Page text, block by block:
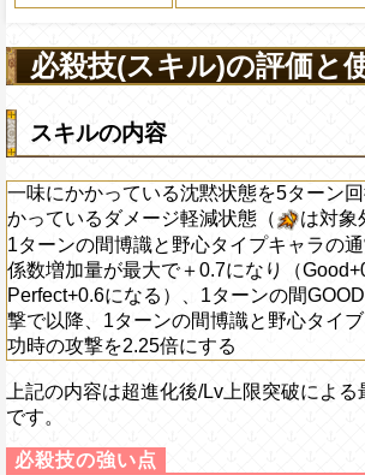
必殺技(スキル)の評価と
スキルの内容
一味にかかっている沈黙状態を5ターン
かっているダメージ軽減状態（
は対象
1ターンの間博識と野心タイプキャラの
係数増加量が最大で＋0.7になり（
Perfect+0.6になる）、1ターンの間
撃で以降、1ターンの間博識と野心タイ
功時の攻撃を2.25倍にする
上記の内容は超進化後/Lv上限突破によ
です。